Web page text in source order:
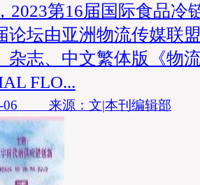
2023第16届国际食品冷
论坛由亚洲物流传媒联
杂志、中文繁体版《物
FLO...
06 来源：文|本刊编辑部